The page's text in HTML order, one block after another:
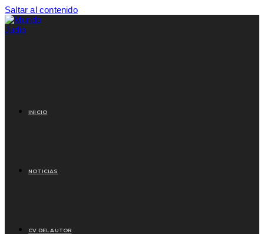
Saltar al contenido
INICIO
NOTICIAS
CV DEL AUTOR